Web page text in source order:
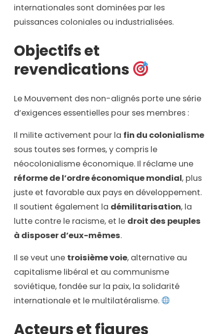
internationales sont dominées par les
puissances coloniales ou industrialisées.
Objectifs et
revendications
Le Mouvement des non-alignés porte une série
d’exigences essentielles pour ses membres :
Il milite activement pour la fin du colonialisme
sous toutes ses formes, y compris le
néocolonialisme économique. Il réclame une
réforme de l’ordre économique mondial, plus
juste et favorable aux pays en développement.
Il soutient également la démilitarisation, la
lutte contre le racisme, et le droit des peuples
à disposer d’eux-mêmes.
Il se veut une troisième voie, alternative au
capitalisme libéral et au communisme
soviétique, fondée sur la paix, la solidarité
internationale et le multilatéralisme.
Acteurs et figures